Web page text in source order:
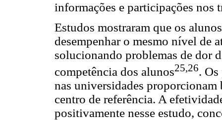
informações e participações nos
Estudos mostraram que os
desempenhar o mesmo nível de
solucionando problemas de dor
competência dos alunos25,26.
nas universidades
centro de referência. A
positivamente nesse estudo,